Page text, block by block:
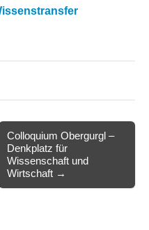
Colloquium Obergurgl –
Denkplatz für
Wissenschaft und
Wirtschaft →